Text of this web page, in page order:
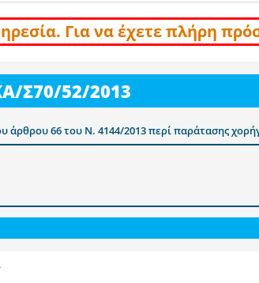
Για να έχετε πλήρη
Σ70/52/2013
66 του Ν. 4144/2013 περί παράτασης